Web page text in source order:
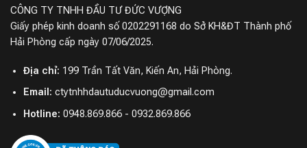
Dreame D20 Pro được thiết kế với ngoại hình khá đơn
dụng một cách dễ dàng tiện lợi. Bên cạnh đó, máy cũng
được tích hợp cảm biến mạt bụi trong thời gian thực
thông minh. Điều này cho phép máy hút bụi giường nệm
CÔNG TY TNHH ĐẦU TƯ ĐỨC VƯỢNG
Giấy phép kinh doanh số 0202291168 do Sở KH&ĐT Thành phố
Hải Phòng cấp ngày 07/06/2025.
Địa chỉ: 199 Trần Tất Văn, Kiến An, Hải Phòng.
Email: ctytnhhdautuducvuong@gmail.com
Hotline: 0948.869.866 - 0932.869.866